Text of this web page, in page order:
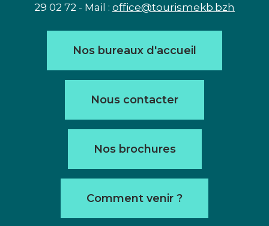
29 02 72 - Mail : office@tourismekb.bzh
Nos bureaux d'accueil
Nous contacter
Nos brochures
Comment venir ?